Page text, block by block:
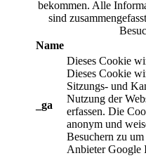
bekommen. Alle
sind
Name
_ga
Dieses Cookie
Dieses Cookie
Sitzungs- und
Nutzung der
erfassen. Die
anonym und
Besuchern zu
Anbieter Google